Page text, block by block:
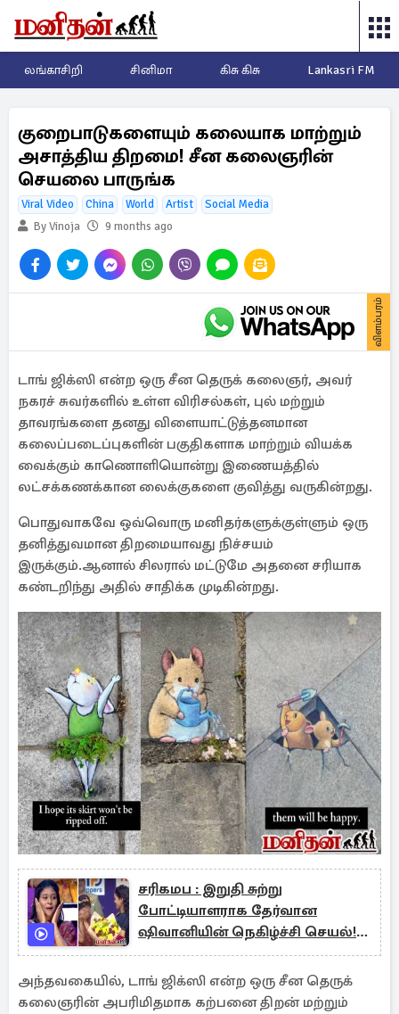
லங்காசிறி சினிமா கிசு கிசு Lankasri FM
குறைபாடுகளையும் கலையாக மாற்றும்
அசாத்திய திறமை! சீன கலைஞரின்
செயலை பாருங்க
Viral Video China World Artist
Social Media
By Vinoja
9 months ago
விளம்பரம்
டாங் ஜிக்ஸி என்ற ஒரு சீன தெருக் கலைஞர், அவர்
நகரச் சுவர்களில் உள்ள விரிசல்கள், புல் மற்றும்
தாவரங்களை தனது விளையாட்டுத்தனமான
கலைப்படைப்புகளின் பகுதிகளாக மாற்றும் வியக்க
வைக்கும் காணொளியொன்று இணையத்தில்
லட்சக்கணக்கான லைக்குகளை குவித்து வருகின்றது.
பொதுவாகவே ஒவ்வொரு மனிதர்களுக்குள்ளும் ஒரு
தனித்துவமான திறமையாவது நிச்சயம்
இருக்கும்.ஆனால் சிலரால் மட்டுமே அதனை சரியாக
கண்டறிந்து அதில் சாதிக்க முடிகின்றது.
சரிகமப : இறுதி சுற்று
போட்டியாளராக தேர்வான
ஷிவானியின் நெகிழ்ச்சி செயல்!
குவியும் பாராட்டுக்கள்
அந்தவகையில், டாங் ஜிக்ஸி என்ற ஒரு சீன தெருக்
கலைஞரின் அபரிமிதமாக கற்பனை திறன் மற்றும்